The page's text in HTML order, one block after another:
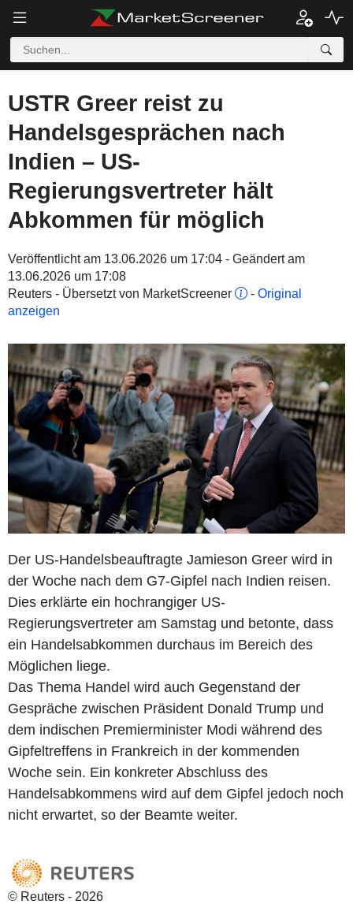
USTR Greer reist zu
Handelsgesprächen nach
Indien – US-
Regierungsvertreter hält
Abkommen für möglich
Veröffentlicht am 13.06.2026 um 17:04 - Geändert am
13.06.2026 um 17:08
Reuters - Übersetzt von MarketScreener
- Original
anzeigen
Der US-Handelsbeauftragte Jamieson Greer wird in
der Woche nach dem G7-Gipfel nach Indien reisen.
Dies erklärte ein hochrangiger US-
Regierungsvertreter am Samstag und betonte, dass
ein Handelsabkommen durchaus im Bereich des
Möglichen liege.
Das Thema Handel wird auch Gegenstand der
Gespräche zwischen Präsident Donald Trump und
dem indischen Premierminister Modi während des
Gipfeltreffens in Frankreich in der kommenden
Woche sein. Ein konkreter Abschluss des
Handelsabkommens wird auf dem Gipfel jedoch noch
nicht erwartet, so der Beamte weiter.
© Reuters - 2026